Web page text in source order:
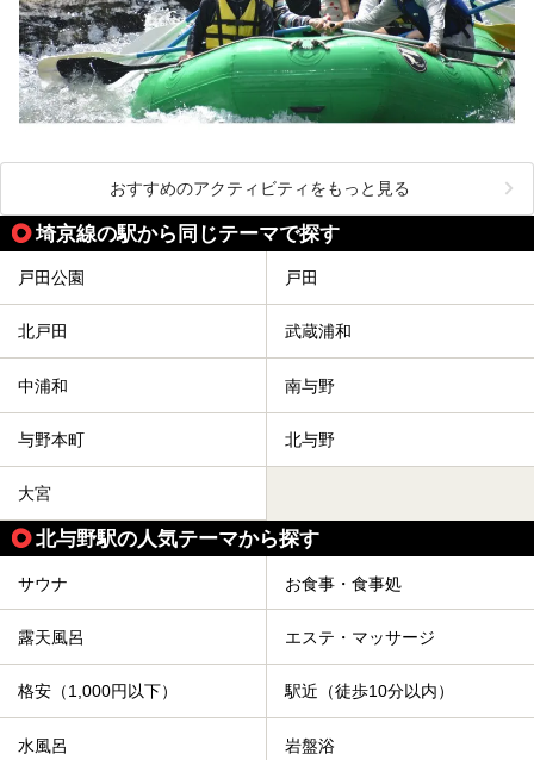
おすすめのアクティビティをもっと見る
埼京線の駅から同じテーマで探す
戸田公園 戸田
北戸田 武蔵浦和
中浦和 南与野
与野本町 北与野
大宮
北与野駅の人気テーマから探す
サウナ お食事・食事処
露天風呂 エステ・マッサージ
格安（1,000円以下） 駅近（徒歩10分以内）
水風呂 岩盤浴